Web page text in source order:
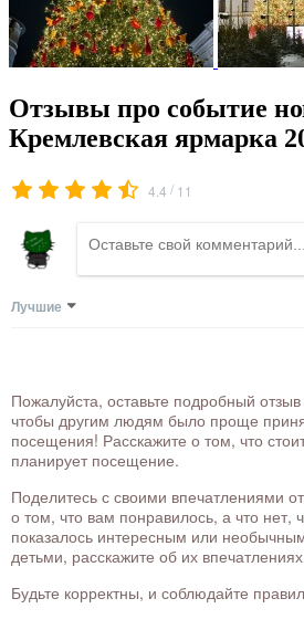
Отзывы про событие
Кремлевская ярмарка
4.4 / 11
Лучшие
Пожалуйста, оставьте подробный
чтобы другим людям было проще
посещения! Расскажите о том, что
планирует посещение.
Поделитесь с своими впечатлениями
о том, что вам понравилось, а что нет,
показалось интересным или
детьми, расскажите об их
Будьте корректны, и соблюдайте